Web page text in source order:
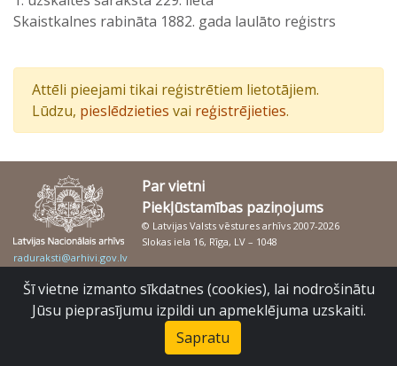
Skaistkalnes rabināta 1882. gada laulāto reģistrs
Attēli pieejami tikai reģistrētiem lietotājiem.
Lūdzu, pieslēdzieties vai reģistrējieties.
Par vietni
Piekļūstamības paziņojums
© Latvijas Valsts vēstures arhīvs 2007-2026
Slokas iela 16, Rīga, LV – 1048
raduraksti@arhivi.gov.lv
Šī vietne izmanto sīkdatnes (cookies), lai nodrošinātu
Jūsu pieprasījumu izpildi un apmeklējuma uzskaiti.
Sapratu